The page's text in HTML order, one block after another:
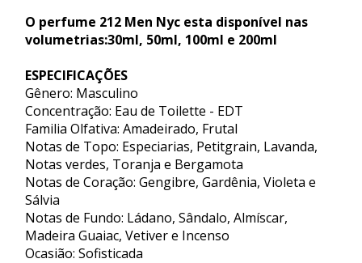
O perfume 212 Men Nyc esta disponível nas
volumetrias:30ml, 50ml, 100ml e 200ml
ESPECIFICAÇÕES
Gênero: Masculino
Concentração: Eau de Toilette - EDT
Familia Olfativa: Amadeirado, Frutal
Notas de Topo: Especiarias, Petitgrain, Lavanda,
Notas verdes, Toranja e Bergamota
Notas de Coração: Gengibre, Gardênia, Violeta e
Sálvia
Notas de Fundo: Ládano, Sândalo, Almíscar,
Madeira Guaiac, Vetiver e Incenso
Ocasião: Sofisticada